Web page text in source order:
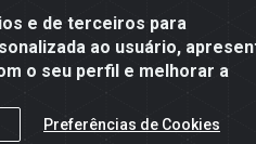
e de terceiros para
ao usuário,
o seu perfil e melhorar a
Preferências de Cookies
Distribuidora - Estrada Alto do